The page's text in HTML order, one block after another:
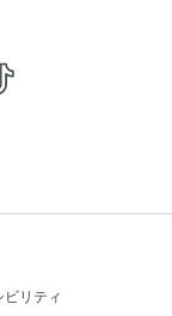
ビリティ